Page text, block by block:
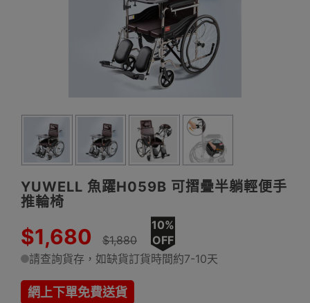
YUWELL 魚躍H059B 可摺疊半躺輕便手
推輪椅
$1,680 $1,880
10%
OFF
請查詢貨存，如缺貨訂貨時間約7-10天
網上下單免費送貨